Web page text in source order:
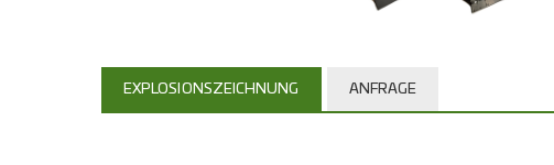
EXPLOSIONSZEICHNUNG ANFRAGE